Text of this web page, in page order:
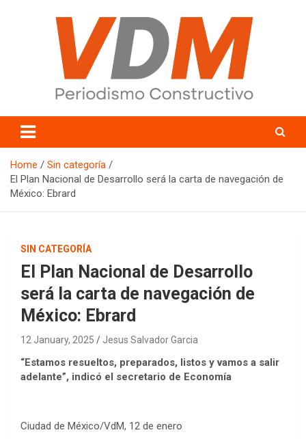
valledelmayo.com
Home
Sin categoría
El Plan Nacional de Desarrollo será la carta de navegación de
México: Ebrard
SIN CATEGORÍA
El Plan Nacional de Desarrollo
será la carta de navegación de
México: Ebrard
12 January, 2025 Jesus Salvador Garcia
“Estamos resueltos, preparados, listos y vamos a salir
adelante”, indicó el secretario de Economía
Ciudad de México/VdM, 12 de enero